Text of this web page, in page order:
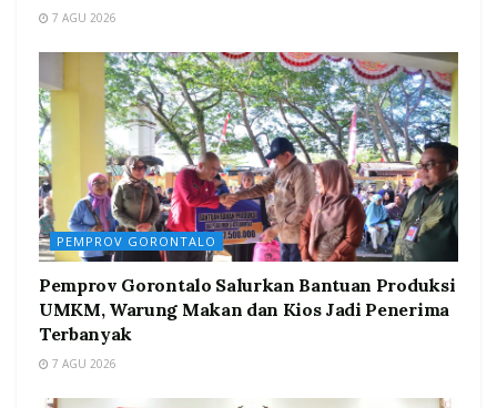
7 AGU 2026
PEMPROV GORONTALO
Pemprov Gorontalo Salurkan Bantuan Produksi
UMKM, Warung Makan dan Kios Jadi Penerima
Terbanyak
7 AGU 2026